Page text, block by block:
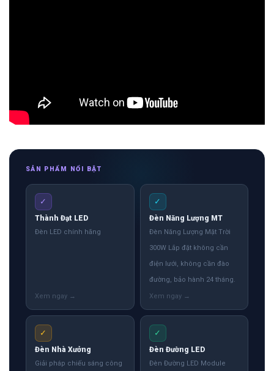
SẢN PHẨM NỔI BẬT
✓
Thành Đạt LED
Đèn LED chính hãng
✓
Đèn Năng Lượng MT
Đèn Năng Lượng Mặt Trời
300W Lắp đặt không cần
điện lưới, không cần đào
đường, bảo hành 24 tháng.
✓
Đèn Nhà Xưởng
Giải pháp chiếu sáng công
✓
Đèn Đường LED
Đèn Đường LED Module